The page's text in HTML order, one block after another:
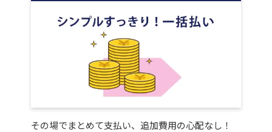
その場でまとめて支払い、追加費用の心配なし！